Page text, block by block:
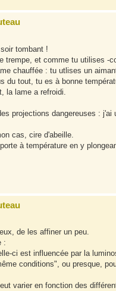
tombant !
trempe, et comme tu utilises -
chauffée : tu utlises un
du tout, tu es à bonne
la lame a refroidi.
projections dangereuses : j'ai
cas, cire d'abeille.
à température en y
de les affiner un peu.
:
ci est influencée par la
conditions", ou presque,
varier en fonction des